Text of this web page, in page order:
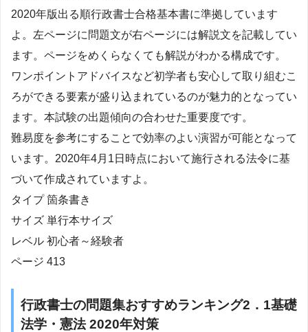
2020年版出る順行政書士合格基本書に準拠しています
よ。左ページに問題文が右ページには解説文を記載してい
ます。ページをめくらなくても解説がわかる構成です。
ワンポイントアドバイスなど初学者も安心して取り組むこ
ろができる要素が盛り込まれているのが魅力的となってい
ます。本試験の出題傾向の合わせた重要度です。
難易度を参考にすることで効率のよい演習が可能となって
います。2020年4月1日時点において施行される法令に基
づいて作成されていますよ。
タイプ 箇条書き
サイズ 単行本サイズ
レベル 初心者～経験者
ページ 413
行政書士の問題集おすすめランキング2．1基礎
法学・憲法 2020年対策